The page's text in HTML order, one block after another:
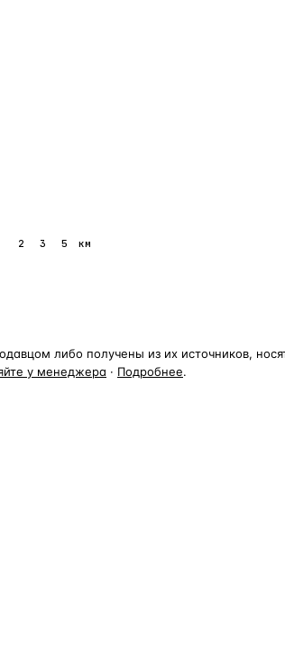
2 3 5 км
либо получены из их источников,
у менеджера · Подробнее.